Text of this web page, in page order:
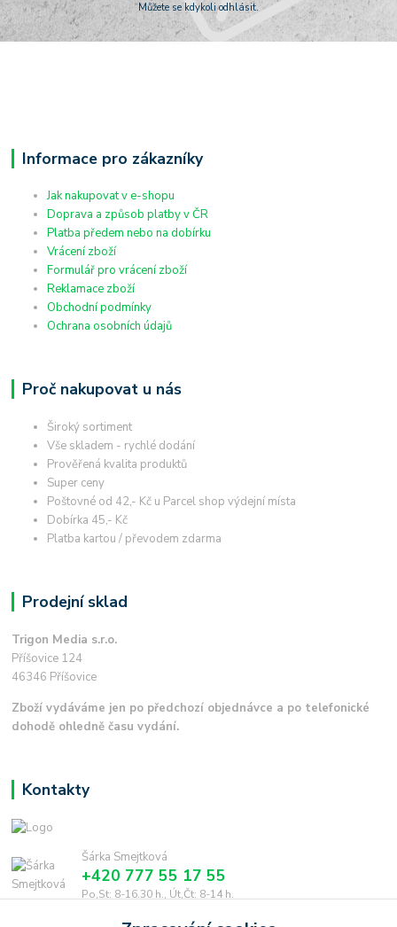
Můžete se kdykoli odhlásit.
Informace pro zákazníky
Jak nakupovat v e-shopu
Doprava a způsob platby v ČR
Platba předem nebo na dobírku
Vrácení zboží
Formulář pro vrácení zboží
Reklamace zboží
Obchodní podmínky
Ochrana osobních údajů
Proč nakupovat u nás
Široký sortiment
Vše skladem - rychlé dodání
Prověřená kvalita produktů
Super ceny
Poštovné od 42,- Kč u Parcel shop výdejní místa
Dobírka 45,- Kč
Platba kartou / převodem zdarma
Prodejní sklad
Trigon Media s.r.o.
Příšovice 124
46346 Příšovice
Zboží vydáváme jen po předchozí objednávce a po telefonické
dohodě ohledně času vydání.
Kontakty
Šárka Smejtková
+420 777 55 17 55
Po,St: 8-16.30 h., Út,Čt: 8-14 h.